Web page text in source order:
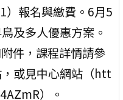
）報名與繳費。6月5
及多人優惠方案。
件，課程詳情請參
或見中心網站（htt
）。